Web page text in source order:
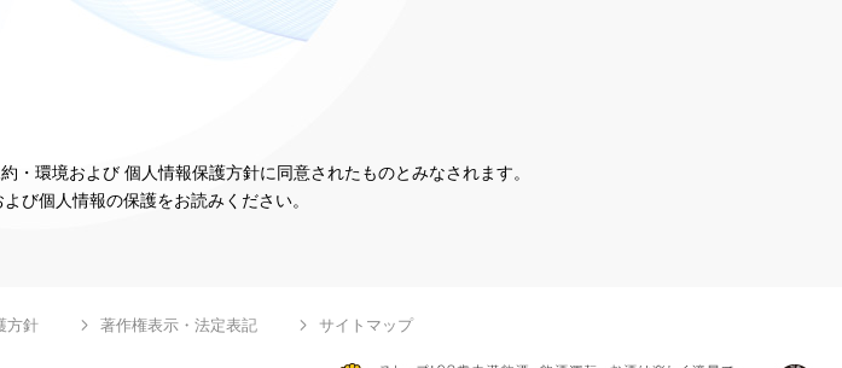
・環境および 個人情報保護方針に同意されたものとみなされます。
び個人情報の保護をお読みください。
方針 著作権表示・法定表記 サイトマップ